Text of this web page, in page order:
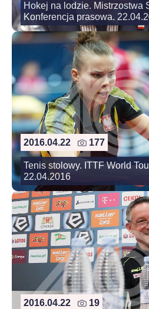
Hokej na lodzie. Mistrzostwa
Konferencja prasowa.
2016.04.22 177
Tenis stolowy. ITTF World
22.04.2016
2016.04.22 19